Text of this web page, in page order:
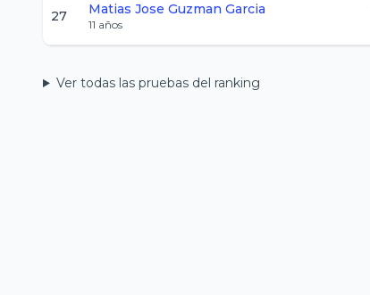
27 Matias Jose Guzman Garcia
11 años
Ver todas las pruebas del ranking